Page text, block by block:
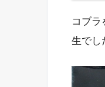
コブラ
生でし